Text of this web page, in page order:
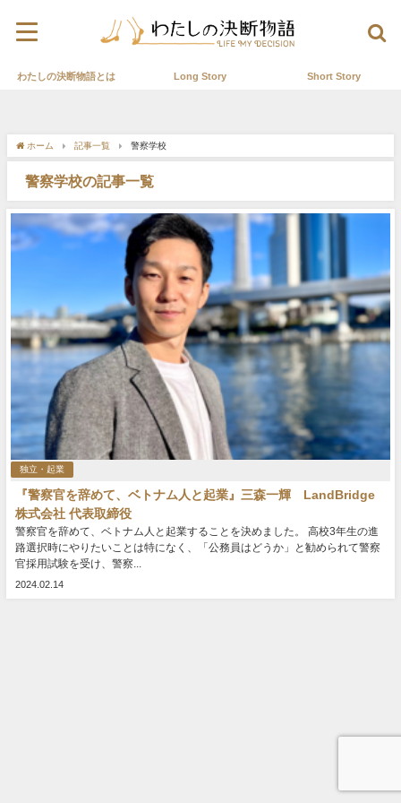
わたしの決断物語とは Long Story Short Story
ホーム 記事一覧 警察学校
警察学校の記事一覧
独立・起業
『警察官を辞めて、ベトナム人と起業』三森一輝 LandBridge
株式会社 代表取締役
警察官を辞めて、ベトナム人と起業することを決めました。 高校3年生の進
路選択時にやりたいことは特になく、「公務員はどうか」と勧められて警察
官採用試験を受け、警察...
2024.02.14